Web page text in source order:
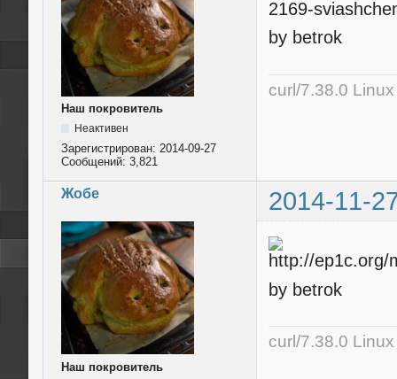
Наш покровитель
Неактивен
Зарегистрирован: 2014-09-27
Сообщений: 3,821
by betrok
curl/7.38.0
Жобе 2014-11-
Наш покровитель
by betrok
curl/7.38.0